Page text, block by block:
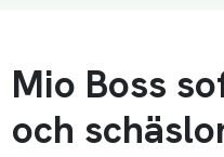
Mio Boss
och